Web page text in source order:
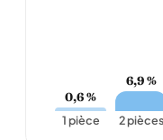
0,6 %
1 pièce
6,9 %
2 pièces